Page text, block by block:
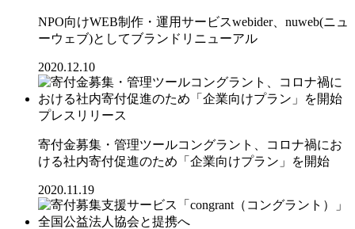
NPO向けWEB制作・運用サービスwebider、nuweb(ニュ
ーウェブ)としてブランドリニューアル
2020.12.10
プレスリリース
寄付金募集・管理ツールコングラント、コロナ禍にお
ける社内寄付促進のため「企業向けプラン」を開始
2020.11.19